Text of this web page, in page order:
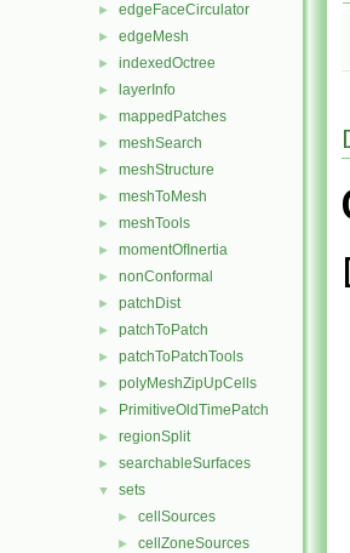
► edgeFaceCirculator
► edgeMesh
► indexedOctree
► layerInfo
► mappedPatches
► meshSearch
► meshStructure
► meshToMesh
► meshTools
► momentOfInertia
► nonConformal
► patchDist
► patchToPatch
► patchToPatchTools
► polyMeshZipUpCells
► PrimitiveOldTimePatch
► regionSplit
► searchableSurfaces
▼ sets
► cellSources
► cellZoneSources